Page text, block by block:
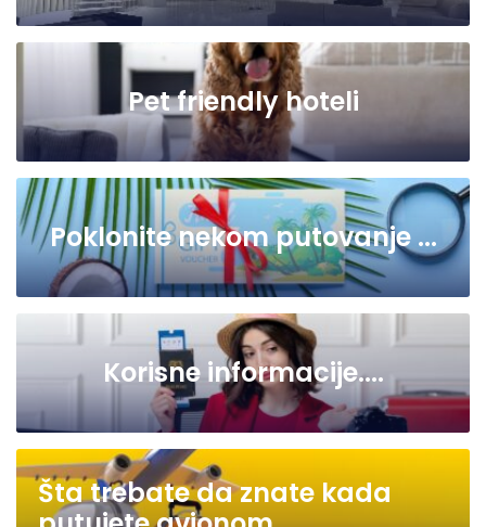
Pet friendly hoteli
Poklonite nekom putovanje ...
Korisne informacije....
Šta trebate da znate kada